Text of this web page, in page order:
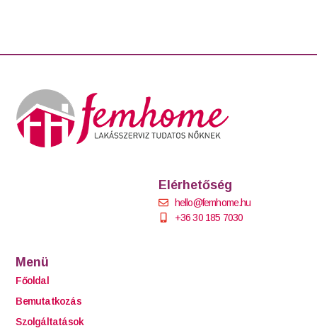
Elérhetőség
hello@femhome.hu
+36 30 185 7030
Menü
Főoldal
Bemutatkozás
Szolgáltatások